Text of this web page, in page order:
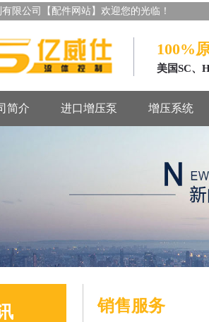
限公司【配件网站】欢迎您的光临！
100%
美国SC、
简介 进口增压泵 增压系统
销售服务